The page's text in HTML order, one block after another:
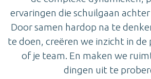
ervaringen die schuilgaan
Door samen hardop na te
te doen, creëren we inzicht in de
of je team. En maken we
dingen uit te